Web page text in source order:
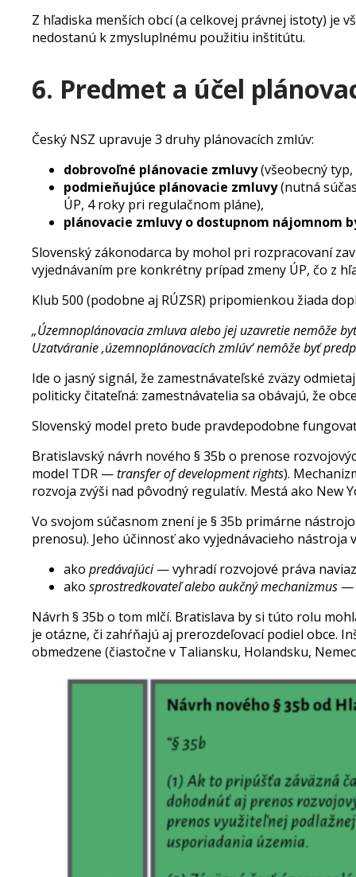
Z hľadiska menších obcí (a celkovej právnej istoty) je
nedostanú k zmysluplnému použitiu inštitútu.
6. Predmet a účel
Český NSZ upravuje 3 druhy plánovacích zmlúv:
dobrovoľné plánovacie zmluvy(všeobecný
podmieňujúce plánovacie zmluvy(nutná
ÚP, 4 roky pri regulačnom pláne),
plánovacie zmluvy o dostupnom nájomnom
Slovenský zákonodarca by mohol pri rozpracovaní
vyjednávaním pre konkrétny prípad zmeny ÚP, čo z
Klub 500 (podobne aj RÚZSR) pripomienkou žiada
„Územnoplánovacia zmluva alebo jej uzavretie nemôže
Uzatváranie ‚územnoplánovacích zmlúv‘ nemôže byť
Ide o jasný signál, že zamestnávateľské zväzy
politicky čitateľná: zamestnávatelia sa obávajú, že
Slovenský model preto bude pravdepodobne
Bratislavský návrh nového § 35b o prenose
model TDR —transfer of development rights).
rozvoja zvýši nad pôvodný regulatív. Mestá ako New
Vo svojom súčasnom znení je § 35b primárne
prenosu). Jeho účinnosť ako vyjednávacieho
ako predávajúci— vyhradí rozvojové práva
ako sprostredkovateľ alebo aukčný mechanizmus —
Návrh § 35b o tom mlčí. Bratislava by si túto rolu
je otázne, či zahŕňajú aj prerozdeľovací podiel obce.
obmedzene (čiastočne v Taliansku, Holandsku,